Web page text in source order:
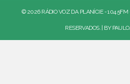
© 2026 RÁDIO VOZ DA PLANÍCIE - 104.5FM
RESERVADOS. | BY